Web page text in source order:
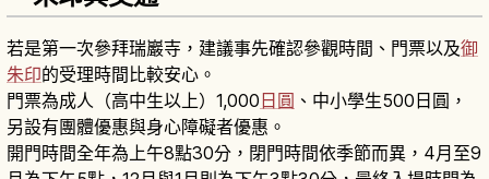
若是第一次參拜瑞巖寺，建議事先確認參觀時間、門票以及御
朱印的受理時間比較安心。
門票為成人（高中生以上）1,000日圓 、中小學生500日圓，
另設有團體優惠與身心障礙者優惠。
開門時間全年為上午8點30分，閉門時間依季節而異，4月至9